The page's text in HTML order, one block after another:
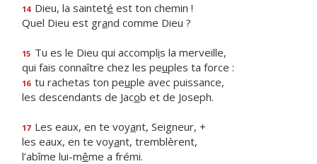
14 Dieu, la sainteté est ton chemin !
Quel Dieu est grand comme Dieu ?
15 Tu es le Dieu qui accomplis la merveille,
qui fais connaître chez les peuples ta force :
16 tu rachetas ton peuple avec puissance,
les descendants de Jacob et de Joseph.
17 Les eaux, en te voyant, Seigneur, +
les eaux, en te voyant, tremblèrent,
l’abîme lui-même a frémi.